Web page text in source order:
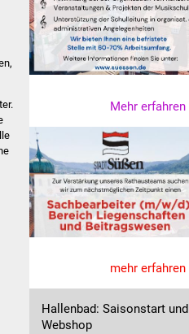
Mehr erfahren
mehr erfahren
Hallenbad: Saisonstart und
Webshop